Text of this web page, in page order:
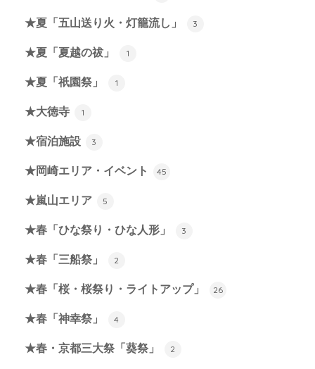
★夏「五山送り火・灯籠流し」 3
★夏「夏越の祓」 1
★夏「祇園祭」 1
★大徳寺 1
★宿泊施設 3
★岡崎エリア・イベント 45
★嵐山エリア 5
★春「ひな祭り・ひな人形」 3
★春「三船祭」 2
★春「桜・桜祭り・ライトアップ」 26
★春「神幸祭」 4
★春・京都三大祭「葵祭」 2